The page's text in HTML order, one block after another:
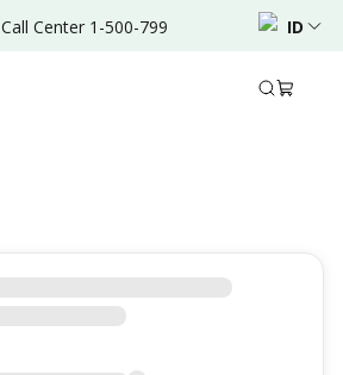
Call Center 1-500-799 ID